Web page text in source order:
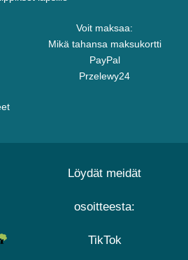
Voit maksaa:
Mikä tahansa maksukortti
PayPal
Przelewy24
Löydät meidät
osoitteesta:
TikTok